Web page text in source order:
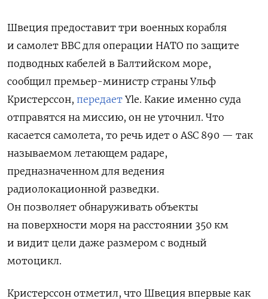
Швеция предоставит три военных корабля
и самолет ВВС для операции НАТО по защите
подводных кабелей в Балтийском море,
сообщил премьер-министр страны Ульф
Кристерссон, передаетYle. Какие именно суда
отправятся на миссию, он не уточнил. Что
касается самолета, то речь идет о ASC 890 — так
называемом летающем радаре,
предназначенном для ведения
радиолокационной разведки.
Он позволяет обнаруживать объекты
на поверхности моря на расстоянии 350 км
и видит цели даже размером с водный
мотоцикл.
Кристерссон отметил, что Швеция впервые как